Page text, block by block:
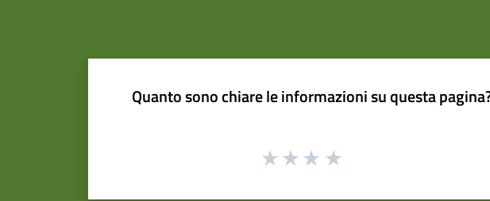
Quanto sono chiare le informazioni su questa